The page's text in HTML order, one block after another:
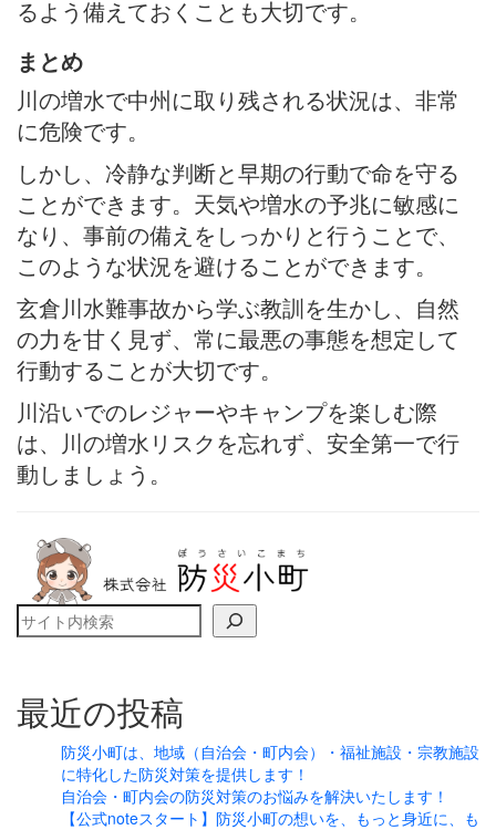
るよう備えておくことも大切です。
まとめ
川の増水で中州に取り残される状況は、非常
に危険です。
しかし、冷静な判断と早期の行動で命を守る
ことができます。天気や増水の予兆に敏感に
なり、事前の備えをしっかりと行うことで、
このような状況を避けることができます。
玄倉川水難事故から学ぶ教訓を生かし、自然
の力を甘く見ず、常に最悪の事態を想定して
行動することが大切です。
川沿いでのレジャーやキャンプを楽しむ際
は、川の増水リスクを忘れず、安全第一で行
動しましょう。
検索
最近の投稿
防災小町は、地域（自治会・町内会）・福祉施設・宗教施設
に特化した防災対策を提供します！
自治会・町内会の防災対策のお悩みを解決いたします！
【公式noteスタート】防災小町の想いを、もっと身近に、も